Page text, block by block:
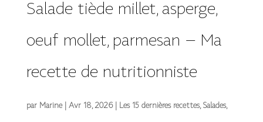
Salade tiède millet, asperge,
oeuf mollet, parmesan – Ma
recette de nutritionniste
par Marine| Avr 18, 2026| Les 15 dernières recettes, Salades,